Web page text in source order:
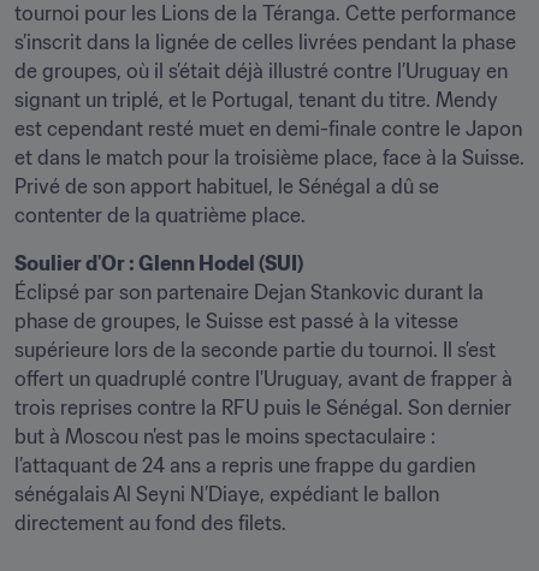
tournoi pour les Lions de la Téranga. Cette performance
s’inscrit dans la lignée de celles livrées pendant la phase
de groupes, où il s’était déjà illustré contre l’Uruguay en
signant un triplé, et le Portugal, tenant du titre. Mendy
est cependant resté muet en demi-finale contre le Japon
et dans le match pour la troisième place, face à la Suisse.
Privé de son apport habituel, le Sénégal a dû se
contenter de la quatrième place.
Éclipsé par son partenaire Dejan Stankovic durant la
phase de groupes, le Suisse est passé à la vitesse
supérieure lors de la seconde partie du tournoi. Il s’est
offert un quadruplé contre l'Uruguay, avant de frapper à
trois reprises contre la RFU puis le Sénégal. Son dernier
but à Moscou n’est pas le moins spectaculaire :
l’attaquant de 24 ans a repris une frappe du gardien
sénégalais Al Seyni N’Diaye, expédiant le ballon
directement au fond des filets.